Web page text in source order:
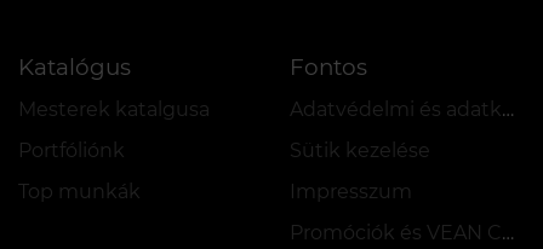
Katalógus
Mesterek katalgusa
Portfóliónk
Top munkák
Fontos
Adatvédelmi és adatkezelési szabályzat
Sütik kezelése
Impresszum
Promóciók és VEAN COINS szabályzata